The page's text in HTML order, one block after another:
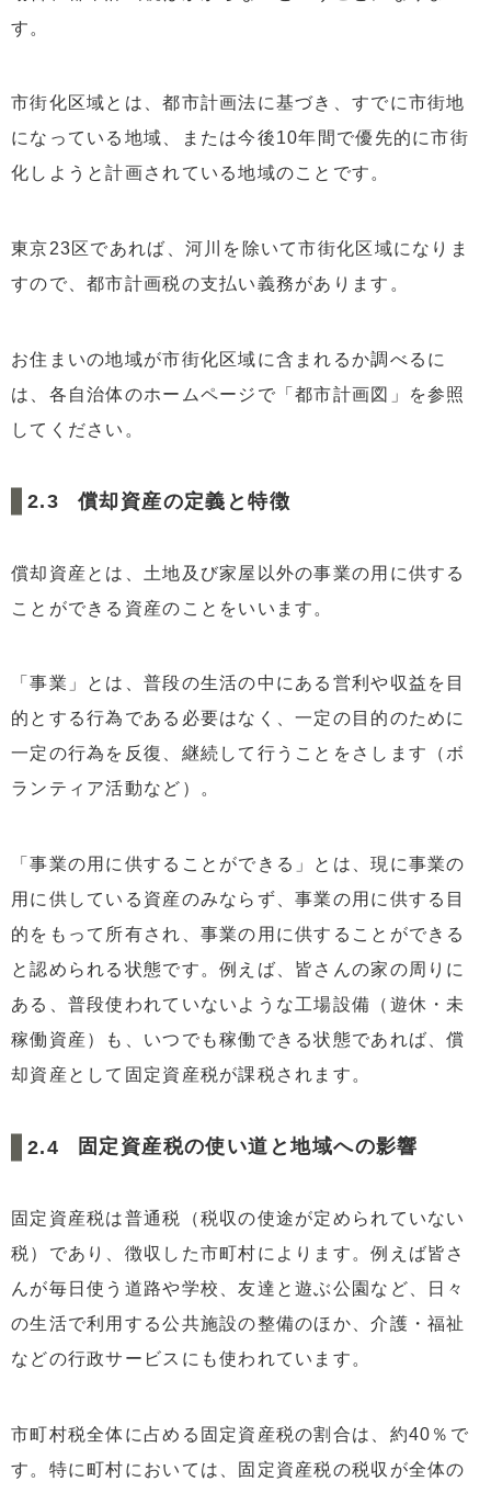
す。
市街化区域とは、都市計画法に基づき、すでに市街地
になっている地域、または今後10年間で優先的に市街
化しようと計画されている地域のことです。
東京23区であれば、河川を除いて市街化区域になりま
すので、都市計画税の支払い義務があります。
お住まいの地域が市街化区域に含まれるか調べるに
は、各自治体のホームページで「都市計画図」を参照
してください。
償却資産の定義と特徴
償却資産とは、土地及び家屋以外の事業の用に供する
ことができる資産のことをいいます。
「事業」とは、普段の生活の中にある営利や収益を目
的とする行為である必要はなく、一定の目的のために
一定の行為を反復、継続して行うことをさします（ボ
ランティア活動など）。
「事業の用に供することができる」とは、現に事業の
用に供している資産のみならず、事業の用に供する目
的をもって所有され、事業の用に供することができる
と認められる状態です。例えば、皆さんの家の周りに
ある、普段使われていないような工場設備（遊休・未
稼働資産）も、いつでも稼働できる状態であれば、償
却資産として固定資産税が課税されます。
固定資産税の使い道と地域への影響
固定資産税は普通税（税収の使途が定められていない
税）であり、徴収した市町村によります。例えば皆さ
んが毎日使う道路や学校、友達と遊ぶ公園など、日々
の生活で利用する公共施設の整備のほか、介護・福祉
などの行政サービスにも使われています。
市町村税全体に占める固定資産税の割合は、約40％で
す。特に町村においては、固定資産税の税収が全体の